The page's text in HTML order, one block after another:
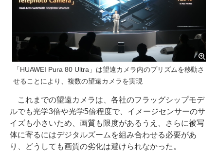
「HUAWEI Pura 80 Ultra」は望遠カメラ内のプリズムを移動さ
せることにより、複数の望遠カメラを実現
これまでの望遠カメラは、各社のフラッグシップモデ
ルでも光学3倍や光学5倍程度で、イメージセンサーのサ
イズも小さいため、画質も限度があるうえ、さらに被写
体に寄るにはデジタルズームを組み合わせる必要があ
り、どうしても画質の劣化は避けられなかった。